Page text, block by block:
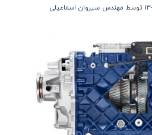
توسط مهندس سیروان اسماعیلی